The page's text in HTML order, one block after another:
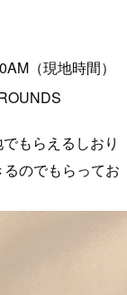
（現地時間）
もらえるしおり
のでもらってお